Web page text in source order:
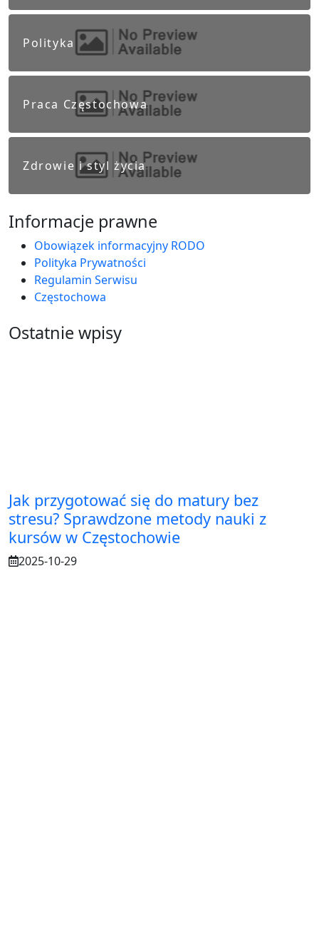
Polityka
Praca Częstochowa
Zdrowie i styl życia
Informacje prawne
Obowiązek informacyjny RODO
Polityka Prywatności
Regulamin Serwisu
Częstochowa
Ostatnie wpisy
Jak przygotować się do matury bez
stresu? Sprawdzone metody nauki z
kursów w Częstochowie
2025-10-29